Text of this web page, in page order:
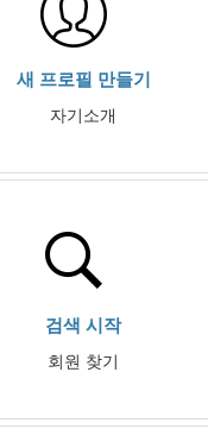
새 프로필 만들기
자기소개
검색 시작
회원 찾기